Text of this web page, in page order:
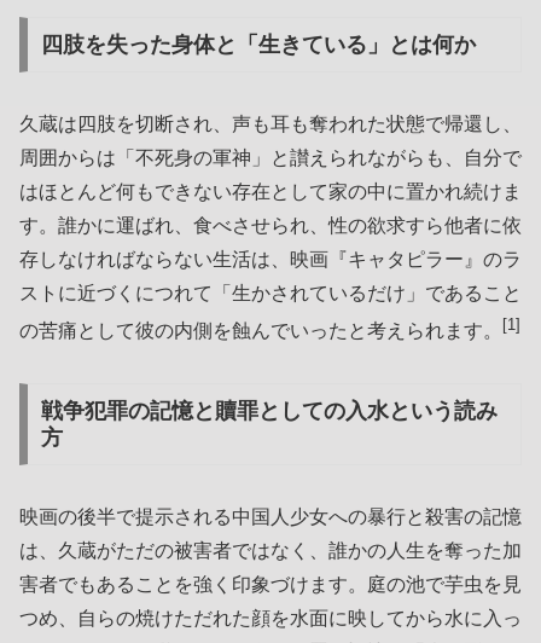
四肢を失った身体と「生きている」とは何か
久蔵は四肢を切断され、声も耳も奪われた状態で帰還し、
周囲からは「不死身の軍神」と讃えられながらも、自分で
はほとんど何もできない存在として家の中に置かれ続けま
す。誰かに運ばれ、食べさせられ、性の欲求すら他者に依
存しなければならない生活は、映画『キャタピラー』のラ
ストに近づくにつれて「生かされているだけ」であること
の苦痛として彼の内側を蝕んでいったと考えられます。
[1]
戦争犯罪の記憶と贖罪としての入水という読み
方
映画の後半で提示される中国人少女への暴行と殺害の記憶
は、久蔵がただの被害者ではなく、誰かの人生を奪った加
害者でもあることを強く印象づけます。庭の池で芋虫を見
つめ、自らの焼けただれた顔を水面に映してから水に入っ